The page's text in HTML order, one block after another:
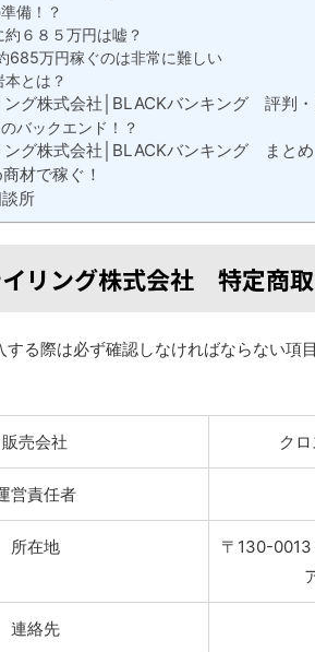
備！？
約６８５万円は嘘？
685万円稼ぐのは非常に難しい
本とは？
ング株式会社│BLACKバンキング 評判・
バックエンド！？
ング株式会社│BLACKバンキング まとめ
材で稼ぐ！
所
リング株式会社 特定商
する際は必ず確認しなければならない項
販売会社 ク
営責任者
所在地
〒130-0013
連絡先